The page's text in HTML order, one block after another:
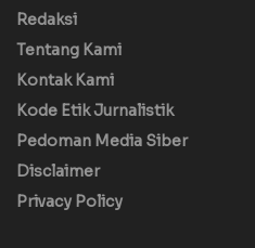
Redaksi
Tentang Kami
Kontak Kami
Kode Etik Jurnalistik
Pedoman Media Siber
Disclaimer
Privacy Policy